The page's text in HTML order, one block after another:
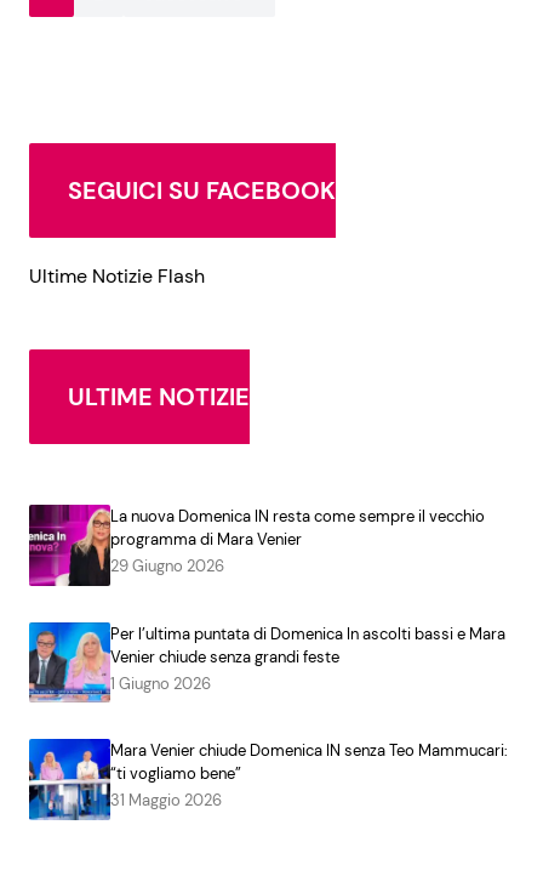
SEGUICI SU FACEBOOK
Ultime Notizie Flash
ULTIME NOTIZIE
La nuova Domenica IN resta come sempre il vecchio
programma di Mara Venier
29 Giugno 2026
Per l’ultima puntata di Domenica In ascolti bassi e Mara
Venier chiude senza grandi feste
1 Giugno 2026
Mara Venier chiude Domenica IN senza Teo Mammucari:
“ti vogliamo bene”
31 Maggio 2026